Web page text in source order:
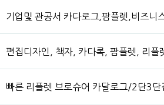
기업및 관공서 카다로그,팜플렛,비즈니
편집디자인, 책자, 카다록, 팜플렛, 리플
빠른 리플렛 브로슈어 카달로그/2단3